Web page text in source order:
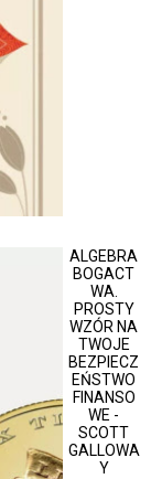
ALGEBRA
BOGACT
WA.
PROSTY
WZÓR NA
TWOJE
BEZPIECZ
EŃSTWO
FINANSO
WE -
SCOTT
GALLOWA
Y